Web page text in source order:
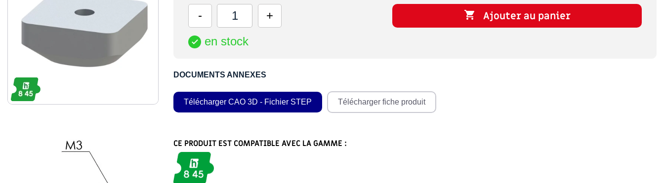
 Ajouter au panier
 en stock
DOCUMENTS ANNEXES
Télécharger CAO 3D - Fichier STEP Télécharger fiche produit
CE PRODUIT EST COMPATIBLE AVEC LA GAMME :